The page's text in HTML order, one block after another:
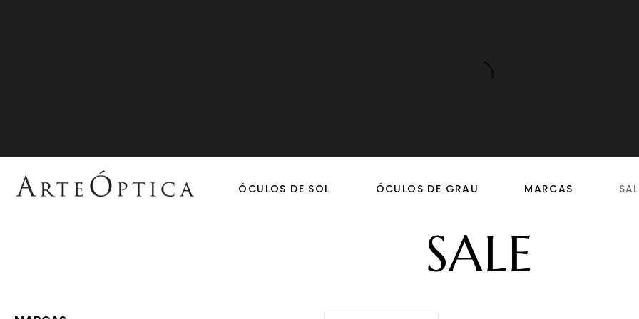
ÓCULOS DE SOL ÓCULOS DE GRAU MARCAS
SALE